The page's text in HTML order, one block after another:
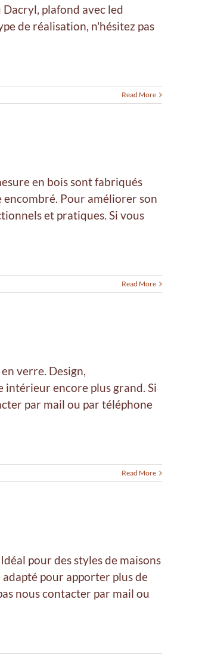
plafond avec led
de réalisation, n'hésitez pas
Read More
en bois sont fabriqués
encombré. Pour améliorer son
et pratiques. Si vous
Read More
verre. Design,
encore plus grand. Si
par mail ou par téléphone
Read More
pour des styles de maisons
pour apporter plus de
nous contacter par mail ou